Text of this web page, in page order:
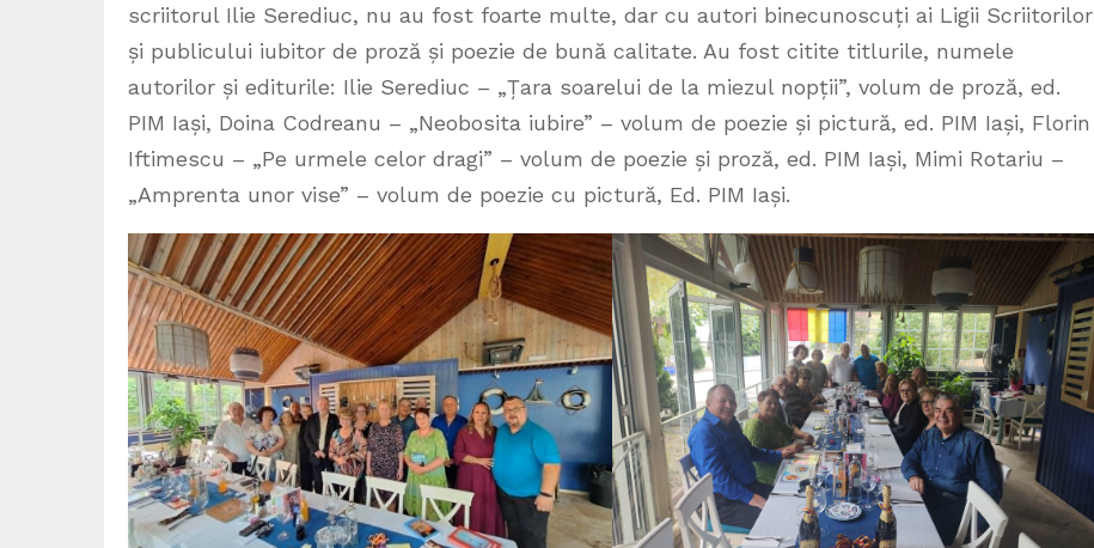
scriitorul Ilie Serediuc, nu au fost foarte multe, dar cu autori binecunoscuți ai Ligii Scriitorilor
și publicului iubitor de proză și poezie de bună calitate. Au fost citite titlurile, numele
autorilor și editurile: Ilie Serediuc – „Țara soarelui de la miezul nopții”, volum de proză, ed.
PIM Iași, Doina Codreanu – „Neobosita iubire” – volum de poezie și pictură, ed. PIM Iași, Florin
Iftimescu – „Pe urmele celor dragi” – volum de poezie și proză, ed. PIM Iași, Mimi Rotariu –
„Amprenta unor vise” – volum de poezie cu pictură, Ed. PIM Iași.